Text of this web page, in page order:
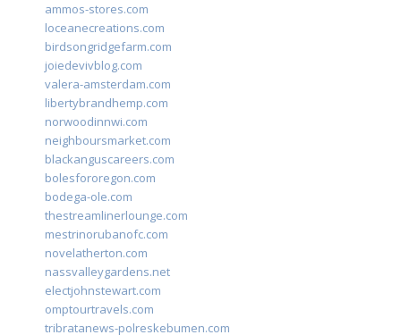
ammos-stores.com
loceanecreations.com
birdsongridgefarm.com
joiedevivblog.com
valera-amsterdam.com
libertybrandhemp.com
norwoodinnwi.com
neighboursmarket.com
blackanguscareers.com
bolesfororegon.com
bodega-ole.com
thestreamlinerlounge.com
mestrinorubanofc.com
novelatherton.com
nassvalleygardens.net
electjohnstewart.com
omptourtravels.com
tribratanews-polreskebumen.com